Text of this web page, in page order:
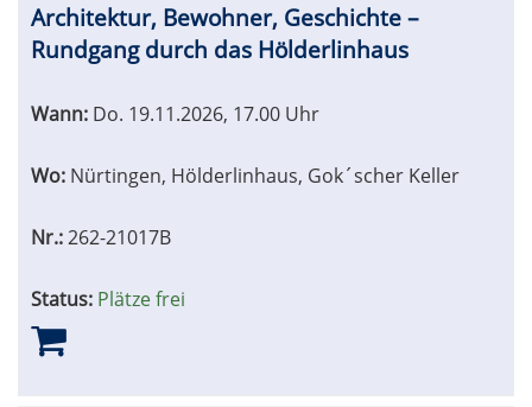
Architektur, Bewohner, Geschichte –
Rundgang durch das Hölderlinhaus
Wann: Do. 19.11.2026, 17.00 Uhr
Wo: Nürtingen, Hölderlinhaus, Gok´scher Keller
Nr.:262-21017B
Status: Plätze frei